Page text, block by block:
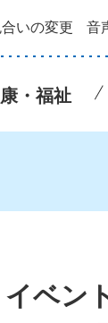
いの変更 音
・福祉
イベン